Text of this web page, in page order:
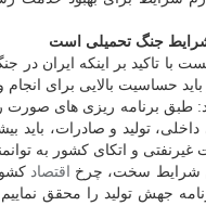
جنگ تحمیلی است
با تاکید بر اینکه ایران
حساسیت بالایی برای
طبق برنامه ریزی های
تولید و صادرات، باید
غیرنفتی و اتکای کشور به
شرایط سخت، چرخ
اقتصاد
جهش تولید را محقق